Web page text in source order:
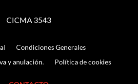
CICMA 3543
Condiciones Generales
y anulación.
Política de cookies